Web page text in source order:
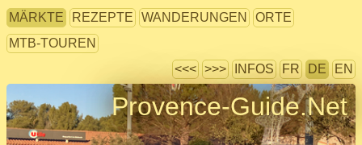
MÄRKTE REZEPTE WANDERUNGEN
ORTE
MTB-TOUREN
<<< >>> INFOS FR DE EN
Provence-Guide.Net